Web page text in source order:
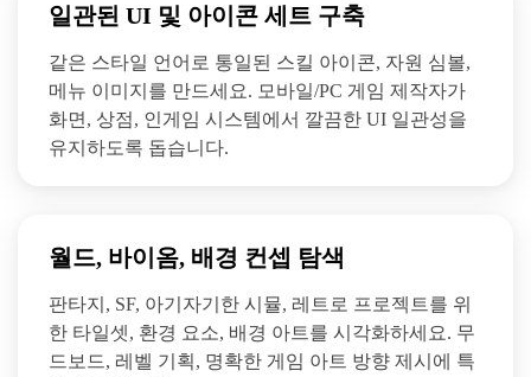
일관된 UI 및 아이콘 세트 구축
같은 스타일 언어로 통일된 스킬 아이콘, 자원 심볼,
메뉴 이미지를 만드세요. 모바일/PC 게임 제작자가
화면, 상점, 인게임 시스템에서 깔끔한 UI 일관성을
유지하도록 돕습니다.
월드, 바이옴, 배경 컨셉 탐색
판타지, SF, 아기자기한 시뮬, 레트로 프로젝트를 위
한 타일셋, 환경 요소, 배경 아트를 시각화하세요. 무
드보드, 레벨 기획, 명확한 게임 아트 방향 제시에 특